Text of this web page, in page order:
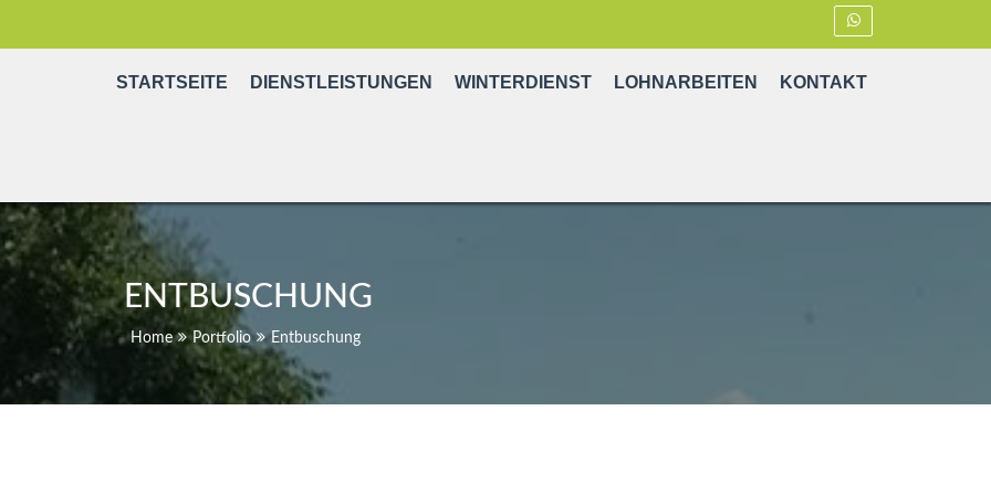
STARTSEITE DIENSTLEISTUNGEN WINTERDIENST LOHNARBEITEN KONTAKT
ENTBUSCHUNG
Home Portfolio Entbuschung